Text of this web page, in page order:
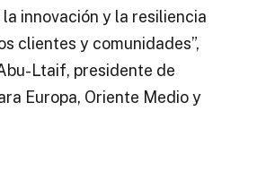
innovación y la resiliencia
clientes y comunidades”,
Ltaif, presidente de
Europa, Oriente Medio y